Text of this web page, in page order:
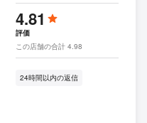
4.81
評価
この店舗の合計 4.98
24時間以内の返信